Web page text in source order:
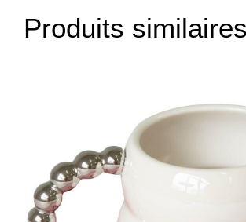
Produits similaires